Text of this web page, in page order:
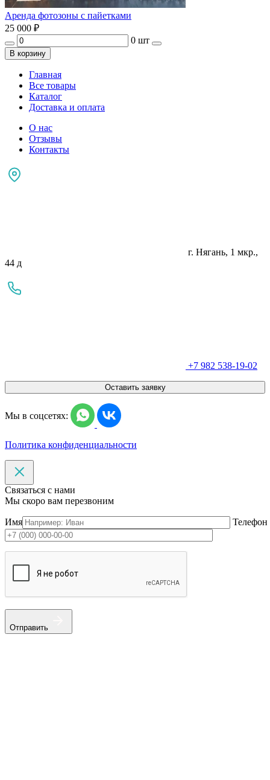
Аренда фотозоны с пайетками
25 000 ₽
0 шт
В корзину
Главная
Все товары
Каталог
Доставка и оплата
О нас
Отзывы
Контакты
г. Нягань, 1 мкр.,
44 д
+7 982 538-19-02
Оставить заявку
Мы в соцсетях:
Политика конфиденциальности
Связаться с нами
Мы скоро вам перезвоним
Имя Телефон
Отправить